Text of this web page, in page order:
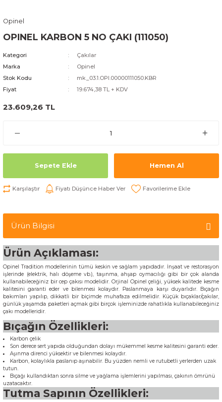
Opinel
OPINEL KARBON 5 NO ÇAKI (111050)
Kategori
Çakılar
Marka
Opinel
Stok Kodu
mk_03.1.OPI.00000111050.KBR
Fiyat
19.674,38 TL + KDV
23.609,26 TL
Sepete Ekle Hemen Al
Karşılaştır Fiyatı Düşünce Haber Ver
Ürün Bilgisi
Ürün Açıklaması:
Opinel Tradition modellerinin tümü keskin ve sağlam yapıdadır. İnşaat ve restorasyon
işlerinde (elektrik, halı döşeme vb.), taşınma, ahşap oymacılığı gibi bir çok alanda
kullanabileceğiniz bir cep çakısı modelidir. Orjinal Opinel çeliği, yüksek kalitede kesme
kalitesini garanti eder ve bilenmesi kolaydır. Paslanmaya karşı duyarlıdır. Bıçağın
bakımları yapılıp, dikkatli bir biçimde muhafaza edilmelidir. Küçük bıçaklar/çakılar,
günlük yaşamda paketleri açmak gibi birçok işleminizde rahatlıkla kullanabileceğiniz
çakı modelleridir.
Bıçağın Özellikleri:
Karbon çelik
Son derece sert yapıda olduğundan dolayı mükemmel kesme kalitesini garanti eder.
Aşınma direnci yüksektir ve bilenmesi kolaydır.
Karbon, kolaylıkla paslanıp aşınabilir. Bu yüzden nemli ve rutubetli yerlerden uzak
tutun.
Bıçağı kullandıktan sonra silme ve yağlama işlemlerini yapılması, çakının ömrünü
uzatacaktır.
Tutma Sapının Özellikleri: